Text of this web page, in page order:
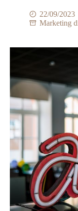
22/09/2023
Marketing